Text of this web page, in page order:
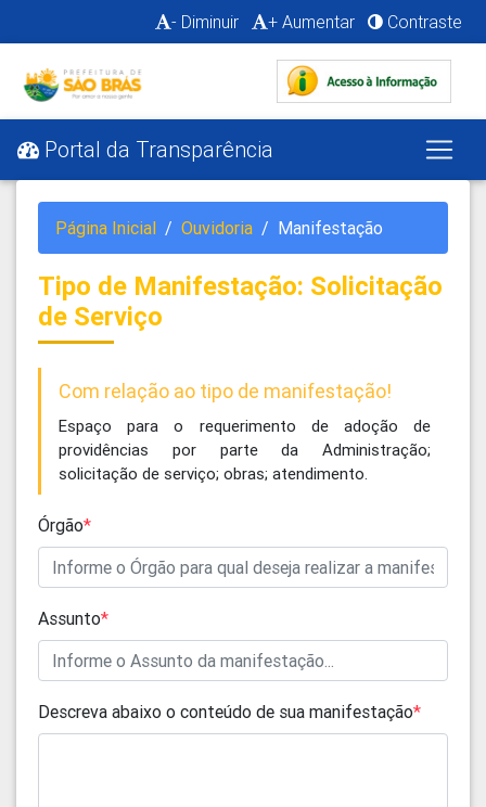
- Diminuir + Aumentar Contraste
Portal da Transparência
Página Inicial Ouvidoria Manifestação
Tipo de Manifestação: Solicitação
de Serviço
Com relação ao tipo de manifestação!
Espaço para o requerimento de adoção de
providências por parte da Administração;
solicitação de serviço; obras; atendimento.
Órgão*
Assunto*
Descreva abaixo o conteúdo de sua manifestação*